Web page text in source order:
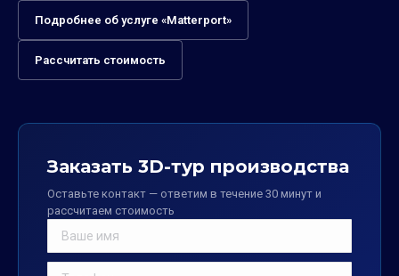
Подробнее об услуге «Matterport»
Рассчитать стоимость
Заказать 3D-тур производства
Оставьте контакт — ответим в течение 30 минут и
рассчитаем стоимость